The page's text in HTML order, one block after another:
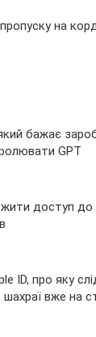
на
бажає
GPT
доступ до
ID, про яку
вже на